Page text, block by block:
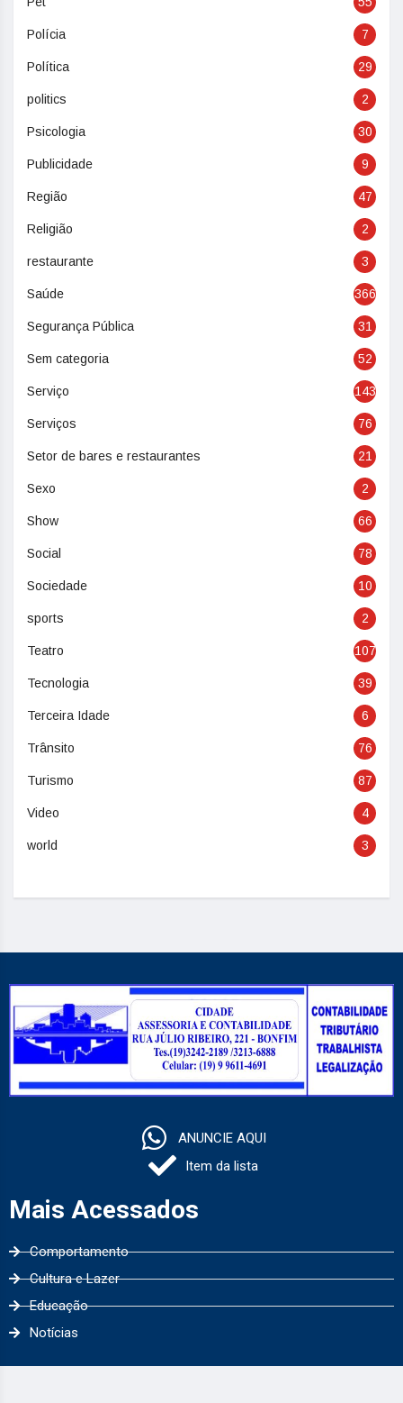
Polícia 7
Política 29
politics 2
Psicologia 30
Publicidade 9
Região 47
Religião 2
restaurante 3
Saúde 366
Segurança Pública 31
Sem categoria 52
Serviço 143
Serviços 76
Setor de bares e restaurantes 21
Sexo 2
Show 66
Social 78
Sociedade 10
sports 2
Teatro 107
Tecnologia 39
Terceira Idade 6
Trânsito 76
Turismo 87
Video 4
world 3
ANUNCIE AQUI
Item da lista
Mais Acessados
Comportamento
Cultura e Lazer
Educação
Notícias